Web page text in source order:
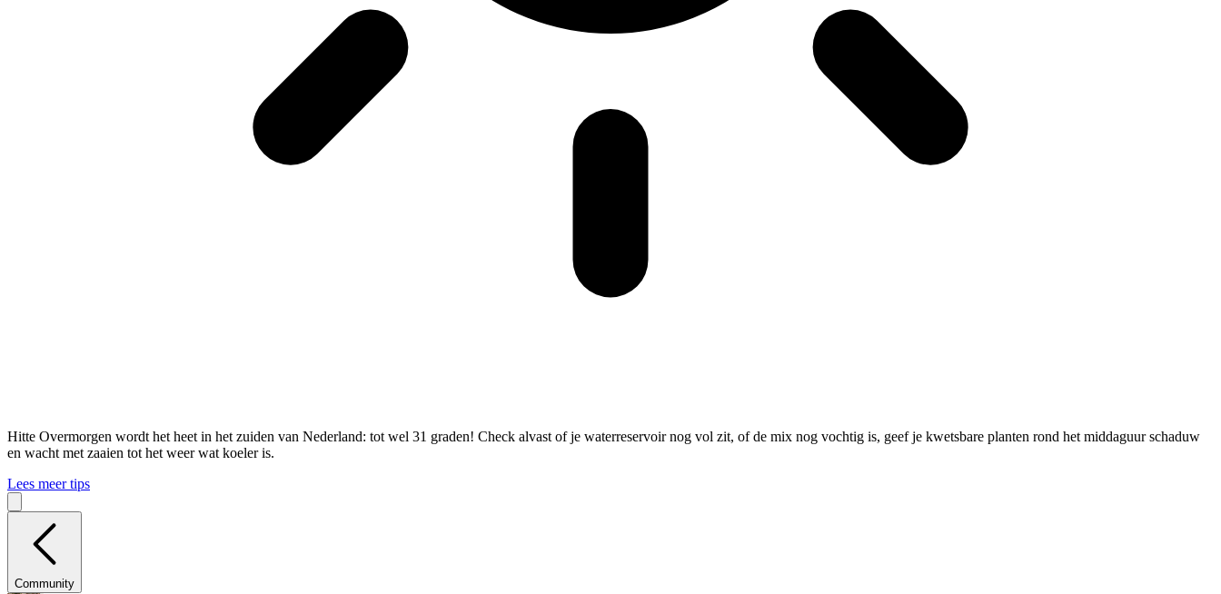
Hitte Overmorgen wordt het heet in het zuiden van Nederland: tot wel 31 graden! Check alvast of je waterreservoir nog vol zit, of de mix nog vochtig is, geef je kwetsbare planten rond het middaguur schaduw
en wacht met zaaien tot het weer wat koeler is.
Lees meer tips
Community